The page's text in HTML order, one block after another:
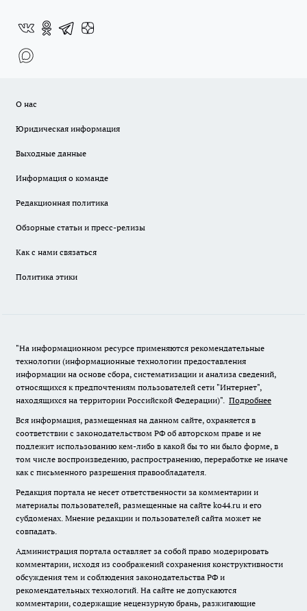
О нас
Юридическая информация
Выходные данные
Информация о команде
Редакционная политика
Обзорные статьи и пресс-релизы
Как с нами связаться
Политика этики
"На информационном ресурсе применяются рекомендательные
технологии (информационные технологии предоставления
информации на основе сбора, систематизации и анализа сведений,
относящихся к предпочтениям пользователей сети "Интернет",
находящихся на территории Российской Федерации)". Подробнее
Вся информация, размещенная на данном сайте, охраняется в
соответствии с законодательством РФ об авторском праве и не
подлежит использованию кем-либо в какой бы то ни было форме, в
том числе воспроизведению, распространению, переработке не иначе
как с письменного разрешения правообладателя.
Редакция портала не несет ответственности за комментарии и
материалы пользователей, размещенные на сайте ko44.ru и его
субдоменах. Мнение редакции и пользователей сайта может не
совпадать.
Администрация портала оставляет за собой право модерировать
комментарии, исходя из соображений сохранения конструктивности
обсуждения тем и соблюдения законодательства РФ и
рекомендательных технологий. На сайте не допускаются
комментарии, содержащие нецензурную брань, разжигающие